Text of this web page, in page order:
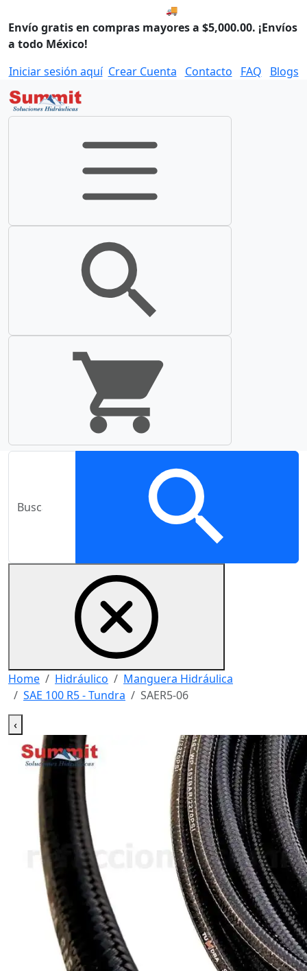
🚚 Envío el Lunes, 10 de
Envío gratis en compras mayores a $5,000.00. ¡Envíos
a todo México!
Iniciar sesión aquí Crear Cuenta Contacto FAQ Blogs
Home Hidráulico
Manguera Hidráulica
SAE 100 R5 - Tundra
SAER5-06
‹